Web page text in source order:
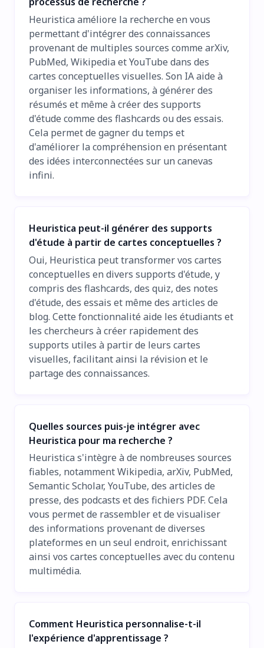
Heuristica améliore la recherche en vous
permettant d'intégrer des connaissances
provenant de multiples sources comme arXiv,
PubMed, Wikipedia et YouTube dans des
cartes conceptuelles visuelles. Son IA aide à
organiser les informations, à générer des
résumés et même à créer des supports
d'étude comme des flashcards ou des essais.
Cela permet de gagner du temps et
d'améliorer la compréhension en présentant
des idées interconnectées sur un canevas
infini.
Heuristica peut-il générer des supports
d'étude à partir de cartes conceptuelles ?
Oui, Heuristica peut transformer vos cartes
conceptuelles en divers supports d'étude, y
compris des flashcards, des quiz, des notes
d'étude, des essais et même des articles de
blog. Cette fonctionnalité aide les étudiants et
les chercheurs à créer rapidement des
supports utiles à partir de leurs cartes
visuelles, facilitant ainsi la révision et le
partage des connaissances.
Quelles sources puis-je intégrer avec
Heuristica pour ma recherche ?
Heuristica s'intègre à de nombreuses sources
fiables, notamment Wikipedia, arXiv, PubMed,
Semantic Scholar, YouTube, des articles de
presse, des podcasts et des fichiers PDF. Cela
vous permet de rassembler et de visualiser
des informations provenant de diverses
plateformes en un seul endroit, enrichissant
ainsi vos cartes conceptuelles avec du contenu
multimédia.
Comment Heuristica personnalise-t-il
l'expérience d'apprentissage ?